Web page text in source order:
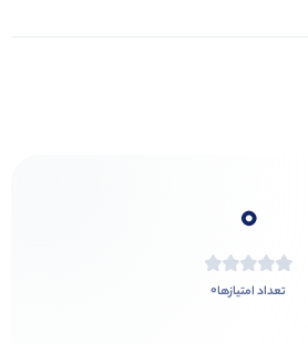
0
تعداد امتیازها0